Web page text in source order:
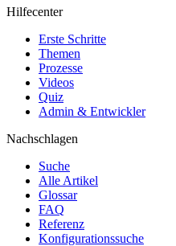
Hilfecenter
Erste Schritte
Themen
Prozesse
Videos
Quiz
Admin & Entwickler
Nachschlagen
Suche
Alle Artikel
Glossar
FAQ
Referenz
Konfigurationssuche